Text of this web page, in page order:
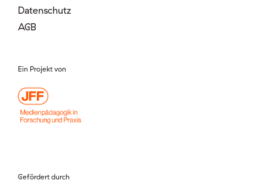
Datenschutz
AGB
Ein Projekt von
Gefördert durch